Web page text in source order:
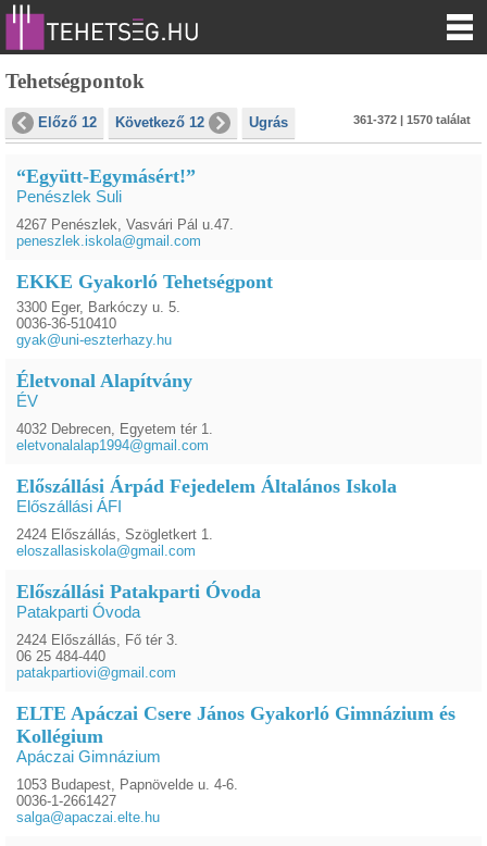
Tehetségpontok
Előző 12 Következő 12 Ugrás 361-372 | 1570 találat
“Együtt-Egymásért!”
Penészlek Suli
4267 Penészlek, Vasvári Pál u.47.
peneszlek.iskola@gmail.com
EKKE Gyakorló Tehetségpont
3300 Eger, Barkóczy u. 5.
0036-36-510410
gyak@uni-eszterhazy.hu
Életvonal Alapítvány
ÉV
4032 Debrecen, Egyetem tér 1.
eletvonalalap1994@gmail.com
Előszállási Árpád Fejedelem Általános Iskola
Előszállási ÁFI
2424 Előszállás, Szögletkert 1.
eloszallasiskola@gmail.com
Előszállási Patakparti Óvoda
Patakparti Óvoda
2424 Előszállás, Fő tér 3.
06 25 484-440
patakpartiovi@gmail.com
ELTE Apáczai Csere János Gyakorló Gimnázium és
Kollégium
Apáczai Gimnázium
1053 Budapest, Papnövelde u. 4-6.
0036-1-2661427
salga@apaczai.elte.hu